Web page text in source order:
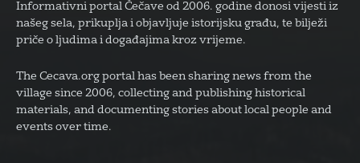
Informativni portal Čečave od 2006. godine donosi vijesti iz
našeg sela, prikuplja i objavljuje istorijsku građu, te bilježi
priče o ljudima i događajima kroz vrijeme.
The Cecava.org portal has been sharing news from the
village since 2006, collecting and publishing historical
materials, and documenting stories about local people and
events over time.